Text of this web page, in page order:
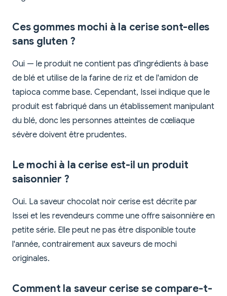
Ces gommes mochi à la cerise sont-elles
sans gluten ?
Oui — le produit ne contient pas d'ingrédients à base
de blé et utilise de la farine de riz et de l'amidon de
tapioca comme base. Cependant, Issei indique que le
produit est fabriqué dans un établissement manipulant
du blé, donc les personnes atteintes de cœliaque
sévère doivent être prudentes.
Le mochi à la cerise est-il un produit
saisonnier ?
Oui. La saveur chocolat noir cerise est décrite par
Issei et les revendeurs comme une offre saisonnière en
petite série. Elle peut ne pas être disponible toute
l'année, contrairement aux saveurs de mochi
originales.
Comment la saveur cerise se compare-t-